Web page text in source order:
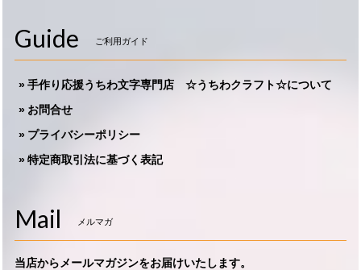
Guide ご利用ガイド
手作り応援うちわ文字専門店 ☆うちわクラフト☆について
お問合せ
プライバシーポリシー
特定商取引法に基づく表記
Mail メルマガ
当店からメールマガジンをお届けいたします。